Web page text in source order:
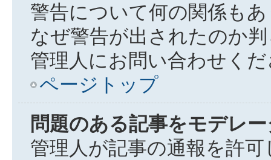
警告について何の関係も
なぜ警告が出されたのか
管理人にお問い合わせく
ページトップ
問題のある記事をモデレ
管理人が記事の通報を許